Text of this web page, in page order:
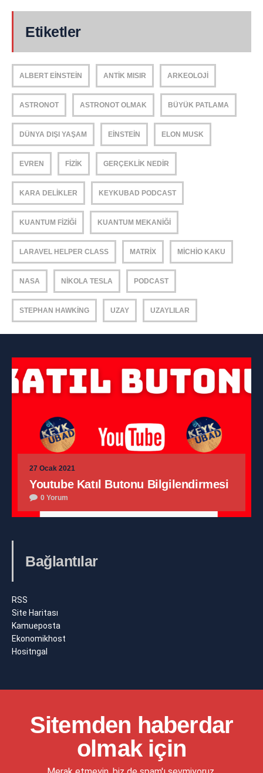
Etiketler
ALBERT EINSTEIN ANTIK MISIR ARKEOLOJI
ASTRONOT ASTRONOT OLMAK BÜYÜK PATLAMA
DÜNYA DIŞI YAŞAM EINSTEIN ELON MUSK
EVREN FIZIK GERÇEKLIK NEDIR
KARA DELIKLER KEYKUBAD PODCAST
KUANTUM FIZIĞI KUANTUM MEKANIĞI
LARAVEL HELPER CLASS MATRIX MICHIO KAKU
NASA NIKOLA TESLA PODCAST
STEPHAN HAWKING UZAY UZAYLILAR
27 Ocak 2021
Youtube Katıl Butonu Bilgilendirmesi
0 Yorum
Bağlantılar
RSS
Site Haritası
Kamueposta
Ekonomikhost
Hositngal
Sitemden haberdar
olmak için